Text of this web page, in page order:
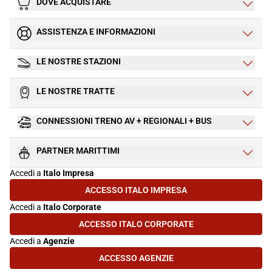
ASSISTENZA E INFORMAZIONI
LE NOSTRE STAZIONI
LE NOSTRE TRATTE
CONNESSIONI TRENO AV + REGIONALI + BUS
PARTNER MARITTIMI
Accedi a Italo Impresa
ACCESSO ITALO IMPRESA(SI APRE IN UNA NUOVA SCHEDA)
Accedi a Italo Corporate
ACCESSO ITALO CORPORATE(SI APRE IN UNA NUOVA SCHEDA)
Accedi a Agenzie
ACCESSO AGENZIE(SI APRE IN UNA NUOVA SCHEDA)